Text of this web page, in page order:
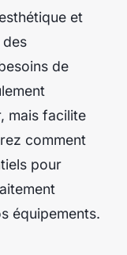
et
de
mais facilite
comment
pour
équipements.